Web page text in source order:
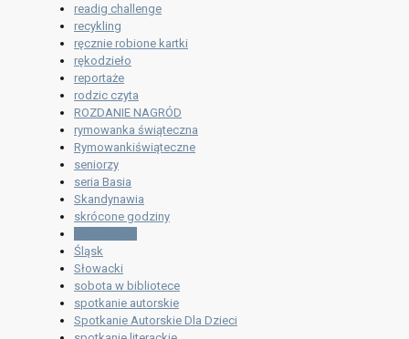
readig challenge
recykling
ręcznie robione kartki
rękodzieło
reportaże
rodzic czyta
ROZDANIE NAGRÓD
rymowanka świąteczna
Rymowankiświąteczne
seniorzy
seria Basia
Skandynawia
skrócone godziny
Śląsk
Słowacki
sobota w bibliotece
spotkanie autorskie
Spotkanie Autorskie Dla Dzieci